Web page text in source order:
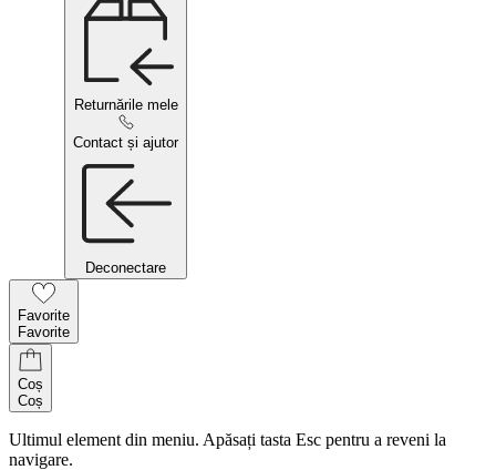
Returnările mele
Contact și ajutor
Deconectare
Favorite
Favorite
Coș
Coș
Ultimul element din meniu. Apăsați tasta Esc pentru a reveni la
navigare.